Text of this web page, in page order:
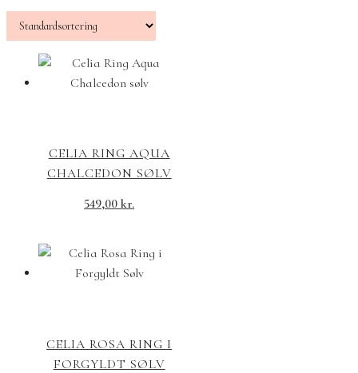
CELIA RING AQUA
CHALCEDON SØLV
549,00kr.
CELIA ROSA RING I
FORGYLDT SØLV